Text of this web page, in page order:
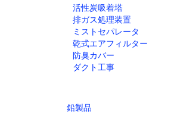
活性炭吸着塔
排ガス処理装置
ミストセパレータ
乾式エアフィルター
防臭カバー
ダクト工事
鉛製品